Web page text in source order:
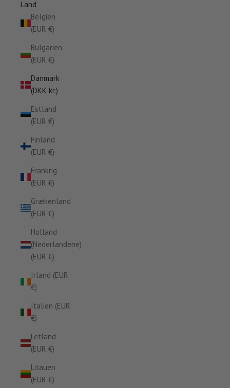
Land
Belgien
(EUR €)
Bulgarien
(EUR €)
Danmark
(DKK kr.)
Estland
(EUR €)
Finland
(EUR €)
Frankrig
(EUR €)
Grækenland
(EUR €)
Holland
(Nederlandene)
(EUR €)
Irland (EUR
€)
Italien (EUR
€)
Letland
(EUR €)
Litauen
(EUR €)